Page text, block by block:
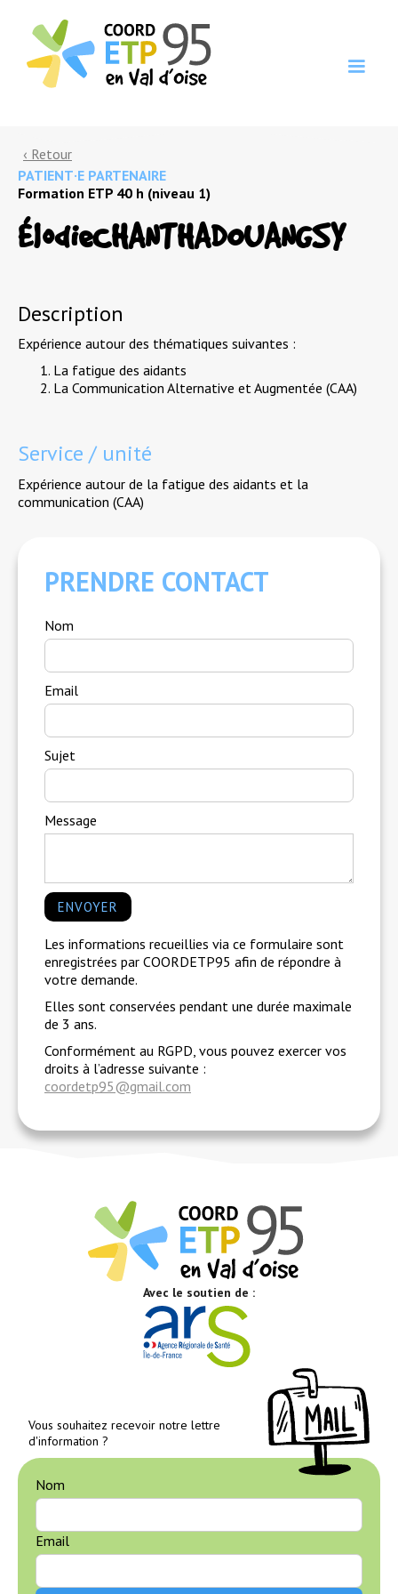
‹ Retour
PATIENT·E PARTENAIRE
Formation ETP 40 h (niveau 1)
ÉlodieCHANTHADOUANGSY
Description
Expérience autour des thématiques suivantes :
La fatigue des aidants
La Communication Alternative et Augmentée (CAA)
Service / unité
Expérience autour de la fatigue des aidants et la
communication (CAA)
PRENDRE CONTACT
Nom
Email
Sujet
Message
Les informations recueillies via ce formulaire sont
enregistrées par COORDETP95 afin de répondre à
votre demande.
Elles sont conservées pendant une durée maximale
de 3 ans.
Conformément au RGPD, vous pouvez exercer vos
droits à l’adresse suivante :
coordetp95@gmail.com
Avec le soutien de :
Vous souhaitez recevoir notre lettre
d'information ?
Nom
Email